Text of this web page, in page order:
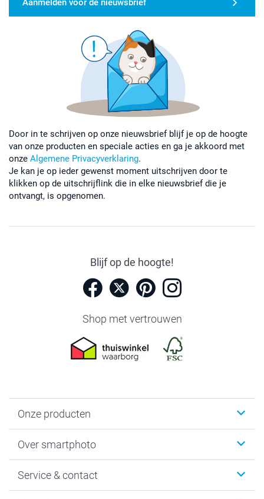
Aanmelden voor de nieuwsbrief
Door in te schrijven op onze nieuwsbrief blijf je op de hoogte
van onze producten en speciale acties en ga je akkoord met
onze Algemene Privacyverklaring.
Je kan je op ieder gewenst moment uitschrijven door te
klikken op de uitschrijflink die in elke nieuwsbrief die je
ontvangt, is opgenomen.
Blijf op de hoogte!
Shop met vertrouwen
Onze producten
Fotoboeken
Fotocadeaus
Over smartphoto
Vacatures
Service & contact